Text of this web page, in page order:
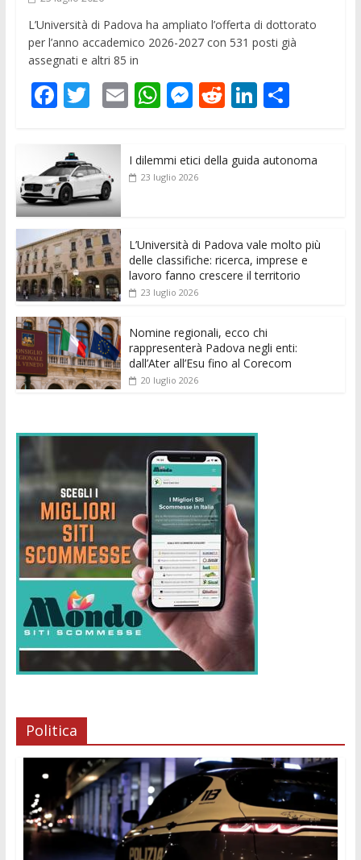
L’Università di Padova ha ampliato l’offerta di dottorato
per l’anno accademico 2026-2027 con 531 posti già
assegnati e altri 85 in
F
e
b
o
o
k
T
itt
er
E
ai
l
W
s
p
M
ss
e
er
R
di
Li
e
C
di
I dilemmi etici della guida autonoma
23 luglio 2026
L’Università di Padova vale molto più
delle classifiche: ricerca, imprese e
lavoro fanno crescere il territorio
23 luglio 2026
Nomine regionali, ecco chi
rappresenterà Padova negli enti:
dall’Ater all’Esu fino al Corecom
20 luglio 2026
Politica